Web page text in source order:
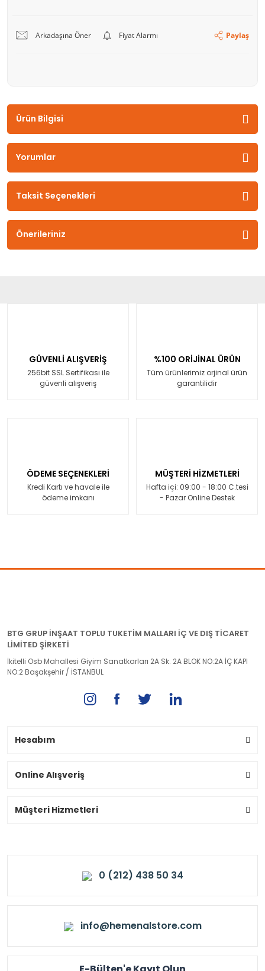
Arkadaşına Öner Fiyat Alarmı Paylaş
Ürün Bilgisi
Yorumlar
Taksit Seçenekleri
Önerileriniz
GÜVENLİ ALIŞVERİŞ
256bit SSL Sertifikası ile
güvenli alışveriş
%100 ORİJİNAL ÜRÜN
Tüm ürünlerimiz orjinal ürün
garantilidir
ÖDEME SEÇENEKLERİ
Kredi Kartı ve havale ile
ödeme imkanı
MÜŞTERİ HİZMETLERİ
Hafta içi: 09:00 - 18:00 C.tesi
- Pazar Online Destek
BTG GRUP İNŞAAT TOPLU TUKETİM MALLARI İÇ VE DIŞ TİCARET
LİMİTED ŞİRKETİ
İkitelli Osb Mahallesi Giyim Sanatkarları 2A Sk. 2A BLOK NO:2A İÇ KAPI
NO:2 Başakşehir / İSTANBUL
Hesabım
Online Alışveriş
Müşteri Hizmetleri
0 (212) 438 50 34
info@hemenalstore.com